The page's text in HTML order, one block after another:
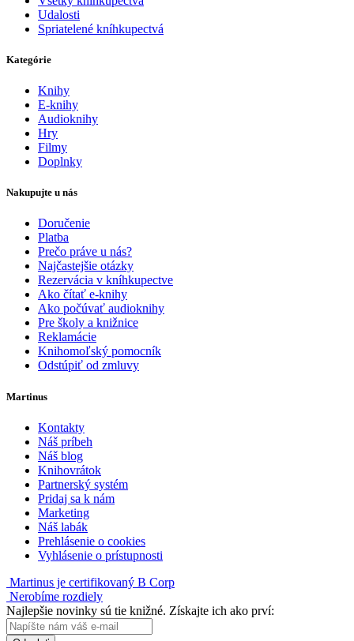
Udalosti
Spriatelené kníhkupectvá
Kategórie
Knihy
E-knihy
Audioknihy
Hry
Filmy
Doplnky
Nakupujte u nás
Doručenie
Platba
Prečo práve u nás?
Najčastejšie otázky
Rezervácia v kníhkupectve
Ako čítať e-knihy
Ako počúvať audioknihy
Pre školy a knižnice
Reklamácie
Knihomoľský pomocník
Odstúpiť od zmluvy
Martinus
Kontakty
Náš príbeh
Náš blog
Knihovrátok
Partnerský systém
Pridaj sa k nám
Marketing
Náš labák
Prehlásenie o cookies
Vyhlásenie o prístupnosti
Martinus je certifikovaný B Corp
Nerobíme rozdiely
Najlepšie novinky sú tie knižné. Získajte ich ako prví: